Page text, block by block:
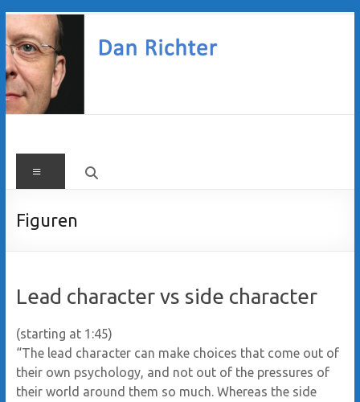
Zum
Inhalt
springen
Dan
Richter
Menü
Figuren
Lead character vs side character
(starting at 1:45)
“The lead character can make choices that come out of
their own psychology, and not out of the pressures of
their world around them so much. Whereas the side